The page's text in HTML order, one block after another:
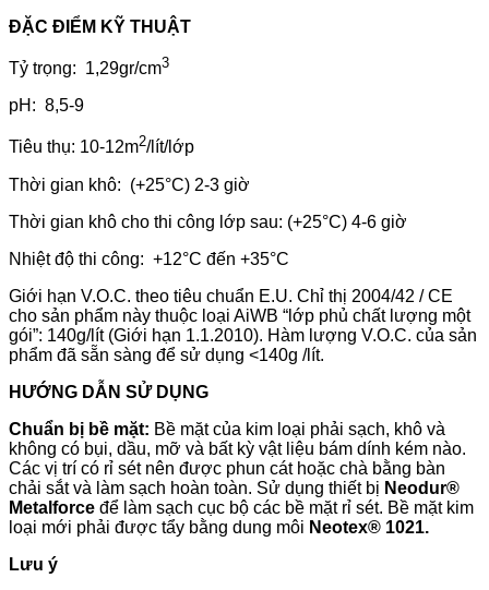
ĐẶC ĐIỂM KỸ THUẬT
Tỷ trọng: 1,29gr/cm3
pH: 8,5-9
Tiêu thụ: 10-12m2/lít/lớp
Thời gian khô: (+25°C) 2-3 giờ
Thời gian khô cho thi công lớp sau: (+25°C) 4-6 giờ
Nhiệt độ thi công: +12°C đến +35°C
Giới hạn V.O.C. theo tiêu chuẩn E.U. Chỉ thị 2004/42 / CE
cho sản phẩm này thuộc loại AiWB “lớp phủ chất lượng một
gói”: 140g/lít (Giới hạn 1.1.2010). Hàm lượng V.O.C. của sản
phẩm đã sẵn sàng để sử dụng <140g /lít.
HƯỚNG DẪN SỬ DỤNG
Chuẩn bị bề mặt: Bề mặt của kim loại phải sạch, khô và
không có bụi, dầu, mỡ và bất kỳ vật liệu bám dính kém nào.
Các vị trí có rỉ sét nên được phun cát hoặc chà bằng bàn
chải sắt và làm sạch hoàn toàn. Sử dụng thiết bị Neodur®
Metalforce để làm sạch cục bộ các bề mặt rỉ sét. Bề mặt kim
loại mới phải được tẩy bằng dung môi Neotex® 1021.
Lưu ý